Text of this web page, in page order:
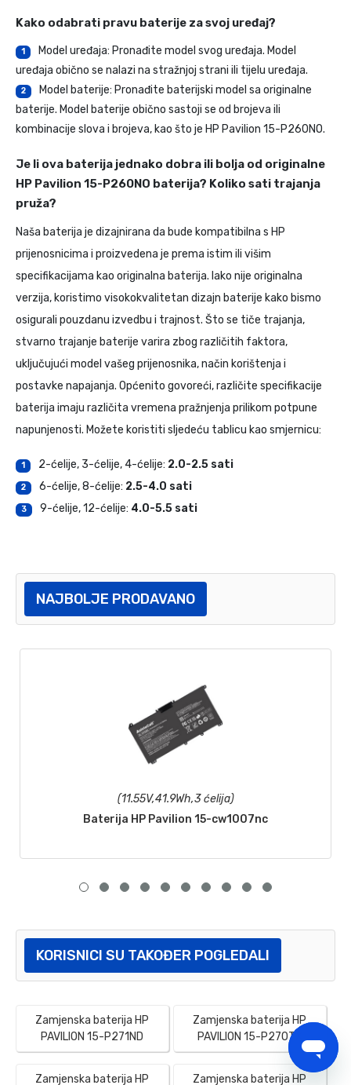
Kako odabrati pravu baterije za svoj uređaj?
1
Model uređaja: Pronađite model svog uređaja. Model
uređaja obično se nalazi na stražnjoj strani ili tijelu uređaja.
2
Model baterije: Pronađite baterijski model sa originalne
baterije. Model baterije obično sastoji se od brojeva ili
kombinacije slova i brojeva, kao što je HP Pavilion 15-P260NO.
Je li ova baterija jednako dobra ili bolja od originalne
HP Pavilion 15-P260NO baterija? Koliko sati trajanja
pruža?
Naša baterija je dizajnirana da bude kompatibilna s HP
prijenosnicima i proizvedena je prema istim ili višim
specifikacijama kao originalna baterija. Iako nije originalna
verzija, koristimo visokokvalitetan dizajn baterije kako bismo
osigurali pouzdanu izvedbu i trajnost. Što se tiče trajanja,
stvarno trajanje baterije varira zbog različitih faktora,
uključujući model vašeg prijenosnika, način korištenja i
postavke napajanja. Općenito govoreći, različite specifikacije
baterija imaju različita vremena pražnjenja prilikom potpune
napunjenosti. Možete koristiti sljedeću tablicu kao smjernicu:
1 2-ćelije, 3-ćelije, 4-ćelije: 2.0-2.5 sati
2 6-ćelije, 8-ćelije: 2.5-4.0 sati
3 9-ćelije, 12-ćelije: 4.0-5.5 sati
NAJBOLJE PRODAVANO
(11.55V,41.9Wh,3 ćelija)
Baterija HP Pavilion 15-cw1007nc
KORISNICI SU TAKOĐER POGLEDALI
Zamjenska baterija HP
PAVILION 15-P271ND
Zamjenska baterija HP
PAVILION 15-P270TX
Zamjenska baterija HP Zamjenska baterija HP